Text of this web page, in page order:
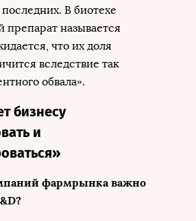
В биотехе
препарат называется
что их доля
вследствие так
обвала».
бизнесу
и
фармрынка важно